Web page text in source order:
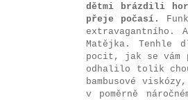
dětmi brázdili
přeje počasí.
extravagantního.
Matějka. Tenhle
pocit, jak se vám
odhalilo tolik
bambusové
v poměrně